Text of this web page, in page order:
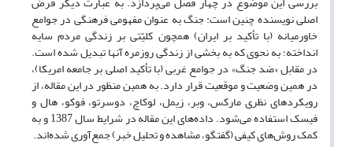
اصلی نویسنده چنین است: جنگ به عنوان مفهومی فرهنگی در جوامع
خاورمیانه (با تأکید بر ایران) همچون کلیّتی بر زندگی مردم سایه
انداخته؛ به نحوی که به بخشی از زندگی روزمره آنها تبدیل شده است.
در مقابل «ضد جنگ» در جوامع غربی (با تأکید اصلی بر جامعه امریکا)،
در همین وضعیت و موقعیت قرار دارد. به همین منظور در این مقاله، از
رویکردهای نظری مارکس، وبر، زیمل، لوکاچ، دوسرتو، فوکو، هال و
فیسک استفاده می‌شود. داده‌های این مقاله در شرایط سال 1387 و به
کمک روش‌های کیفی (گفتگو، مشاهده و تحلیل خبر) جمع‌آوری شده‌اند.